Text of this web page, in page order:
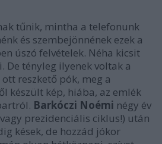
tűnik, mintha a telefonunk
és szembejönnének ezek a
úszó felvételek. Néha kicsit
De tényleg ilyenek voltak a
reszkető pók, meg a
készült kép, hiába, az emlék
Barkóczi Noémi négy év
prezidenciális ciklus!) után
kések, de hozzád jókor